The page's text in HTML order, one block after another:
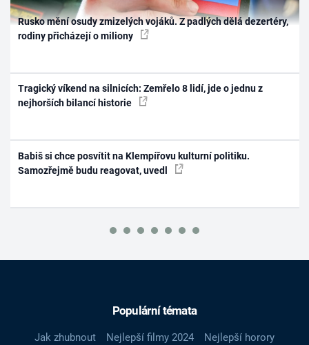
Rusko mění osudy zmizelých vojáků. Z padlých dělá dezertéry,
rodiny přicházejí o miliony
Tragický víkend na silnicích: Zemřelo 8 lidí, jde o jednu z
nejhorších bilancí historie
Babiš si chce posvítit na Klempířovu kulturní politiku.
Samozřejmě budu reagovat, uvedl
Populární témata
Jak zhubnout Nejlepší filmy 2024
Nejlepší horory